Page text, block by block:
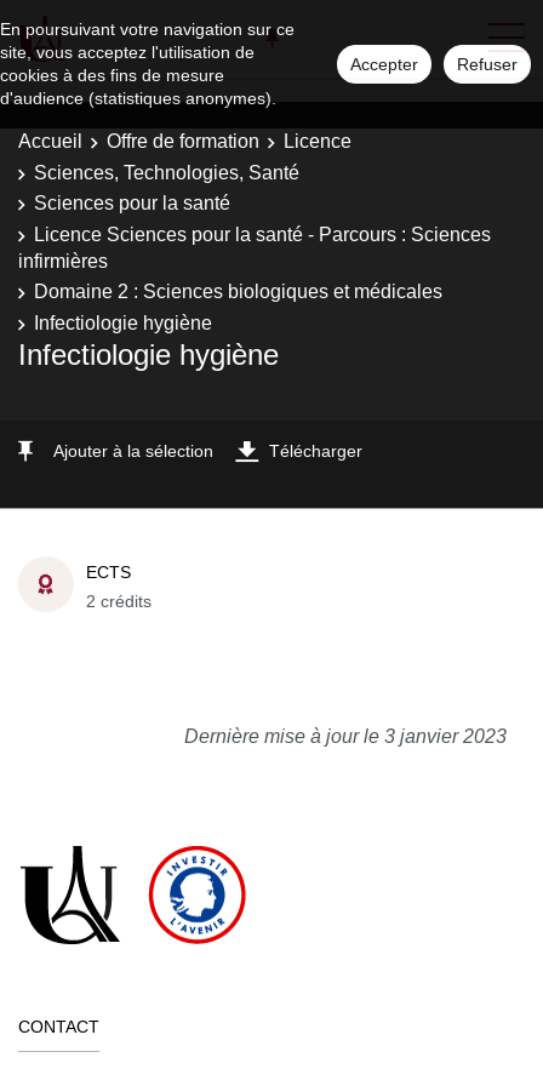
En poursuivant votre navigation sur ce
site, vous acceptez l'utilisation de
cookies à des fins de mesure
d'audience (statistiques anonymes).
Accepter Refuser
Accueil Offre de formation
Licence
Sciences, Technologies, Santé
Sciences pour la santé
Licence Sciences pour la santé - Parcours : Sciences
infirmières
Domaine 2 : Sciences biologiques et médicales
Infectiologie hygiène
Infectiologie hygiène
Ajouter à la sélection Télécharger
ECTS
2 crédits
Dernière mise à jour le 3 janvier 2023
CONTACT